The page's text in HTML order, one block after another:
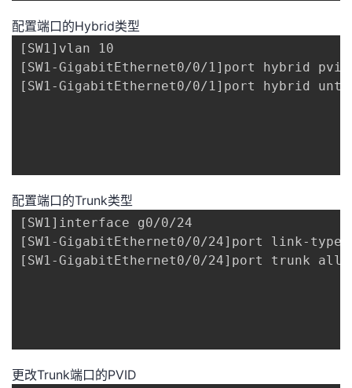
配置端口的Hybrid类型
[SW1]vlan 10
[SW1-GigabitEthernet0/0/1]port hybrid
[SW1-GigabitEthernet0/0/1]port hybrid
配置端口的Trunk类型
[SW1]interface g0/0/24
[SW1-GigabitEthernet0/0/24]port link-type
[SW1-GigabitEthernet0/0/24]port trunk
更改Trunk端口的PVID